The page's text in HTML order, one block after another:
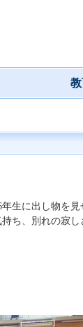
生に出し物を見
ち、別れの寂